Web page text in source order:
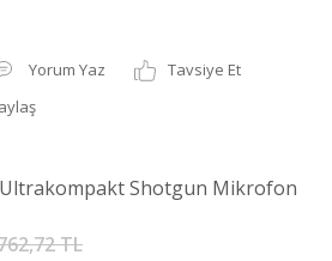
Yorum Yaz
Tavsiye Et
Shotgun Mikrofon
TL